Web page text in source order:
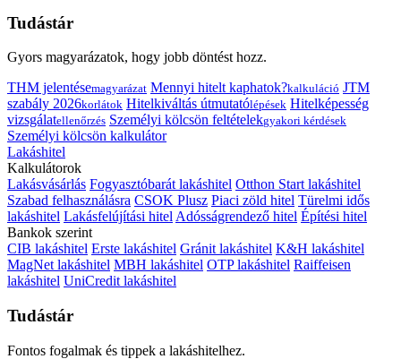
Tudástár
Gyors magyarázatok, hogy jobb döntést hozz.
THM jelentésemagyarázat Mennyi hitelt kaphatok?kalkuláció JTM
szabály 2026korlátok Hitelkiváltás útmutatólépések Hitelképesség
vizsgálatellenőrzés Személyi kölcsön feltételekgyakori kérdések
Személyi kölcsön kalkulátor
Lakáshitel
Kalkulátorok
Lakásvásárlás Fogyasztóbarát lakáshitel Otthon Start lakáshitel
Szabad felhasználásra CSOK Plusz Piaci zöld hitel Türelmi idős
lakáshitel Lakásfelújítási hitelAdósságrendező hitel Építési hitel
Bankok szerint
CIB lakáshitel Erste lakáshitel Gránit lakáshitel K&H lakáshitel
MagNet lakáshitel MBH lakáshitel OTP lakáshitel Raiffeisen
lakáshitel UniCredit lakáshitel
Tudástár
Fontos fogalmak és tippek a lakáshitelhez.